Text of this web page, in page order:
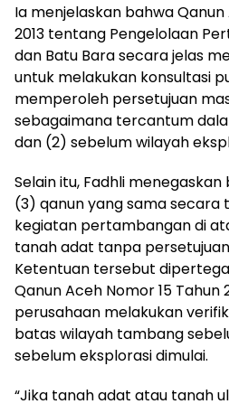
Ia menjelaskan bahwa Qanun
2013 tentang Pengelolaan
dan Batu Bara secara jelas
untuk melakukan konsultasi
memperoleh persetujuan
sebagaimana tercantum
dan (2) sebelum wilayah
Selain itu, Fadhli
(3) qanun yang sama secara
kegiatan pertambangan di
tanah adat tanpa
Ketentuan tersebut
Qanun Aceh Nomor 15 Tahun
perusahaan melakukan
batas wilayah tambang
sebelum eksplorasi dimulai.
“Jika tanah adat atau tanah